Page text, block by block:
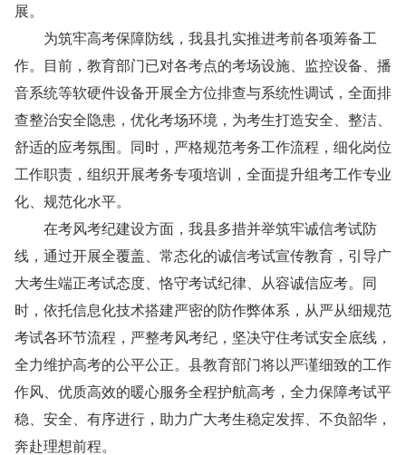
展。
为筑牢高考保障防线，我县扎实推进考前各项筹备工
作。目前，教育部门已对各考点的考场设施、监控设备、播
音系统等软硬件设备开展全方位排查与系统性调试，全面排
查整治安全隐患，优化考场环境，为考生打造安全、整洁、
舒适的应考氛围。同时，严格规范考务工作流程，细化岗位
工作职责，组织开展考务专项培训，全面提升组考工作专业
化、规范化水平。
在考风考纪建设方面，我县多措并举筑牢诚信考试防
线，通过开展全覆盖、常态化的诚信考试宣传教育，引导广
大考生端正考试态度、恪守考试纪律、从容诚信应考。同
时，依托信息化技术搭建严密的防作弊体系，从严从细规范
考试各环节流程，严整考风考纪，坚决守住考试安全底线，
全力维护高考的公平公正。县教育部门将以严谨细致的工作
作风、优质高效的暖心服务全程护航高考，全力保障考试平
稳、安全、有序进行，助力广大考生稳定发挥、不负韶华，
奔赴理想前程。